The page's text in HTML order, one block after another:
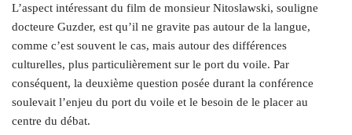
L’aspect intéressant du film de monsieur Nitoslawski, souligne
docteure Guzder, est qu’il ne gravite pas autour de la langue,
comme c’est souvent le cas, mais autour des différences
culturelles, plus particulièrement sur le port du voile. Par
conséquent, la deuxième question posée durant la conférence
soulevait l’enjeu du port du voile et le besoin de le placer au
centre du débat.